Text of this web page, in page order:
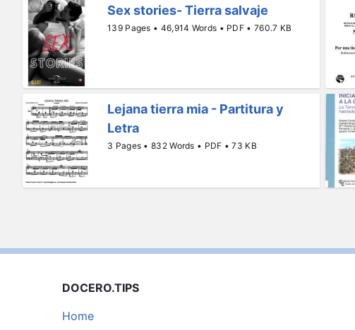
Sex stories- Tierra salvaje
139 Pages • 46,914 Words • PDF • 760.7 KB
Lejana tierra mia - Partitura y
Letra
3 Pages • 832 Words • PDF • 73 KB
DOCERO.TIPS
Home